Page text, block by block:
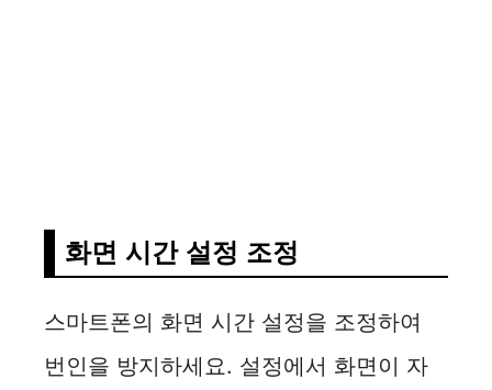
화면 시간 설정 조정
스마트폰의 화면 시간 설정을 조정하여
번인을 방지하세요. 설정에서 화면이 자